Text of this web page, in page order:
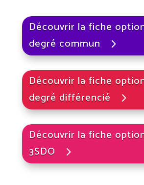
Découvrir la fiche
degré commun
Découvrir la fiche
degré différencié
Découvrir la fiche
3SDO